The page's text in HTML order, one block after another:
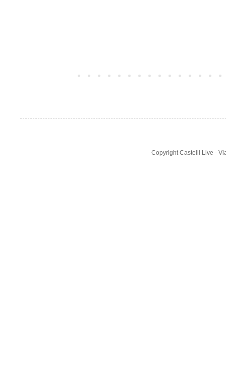
Copyright Castelli Live -